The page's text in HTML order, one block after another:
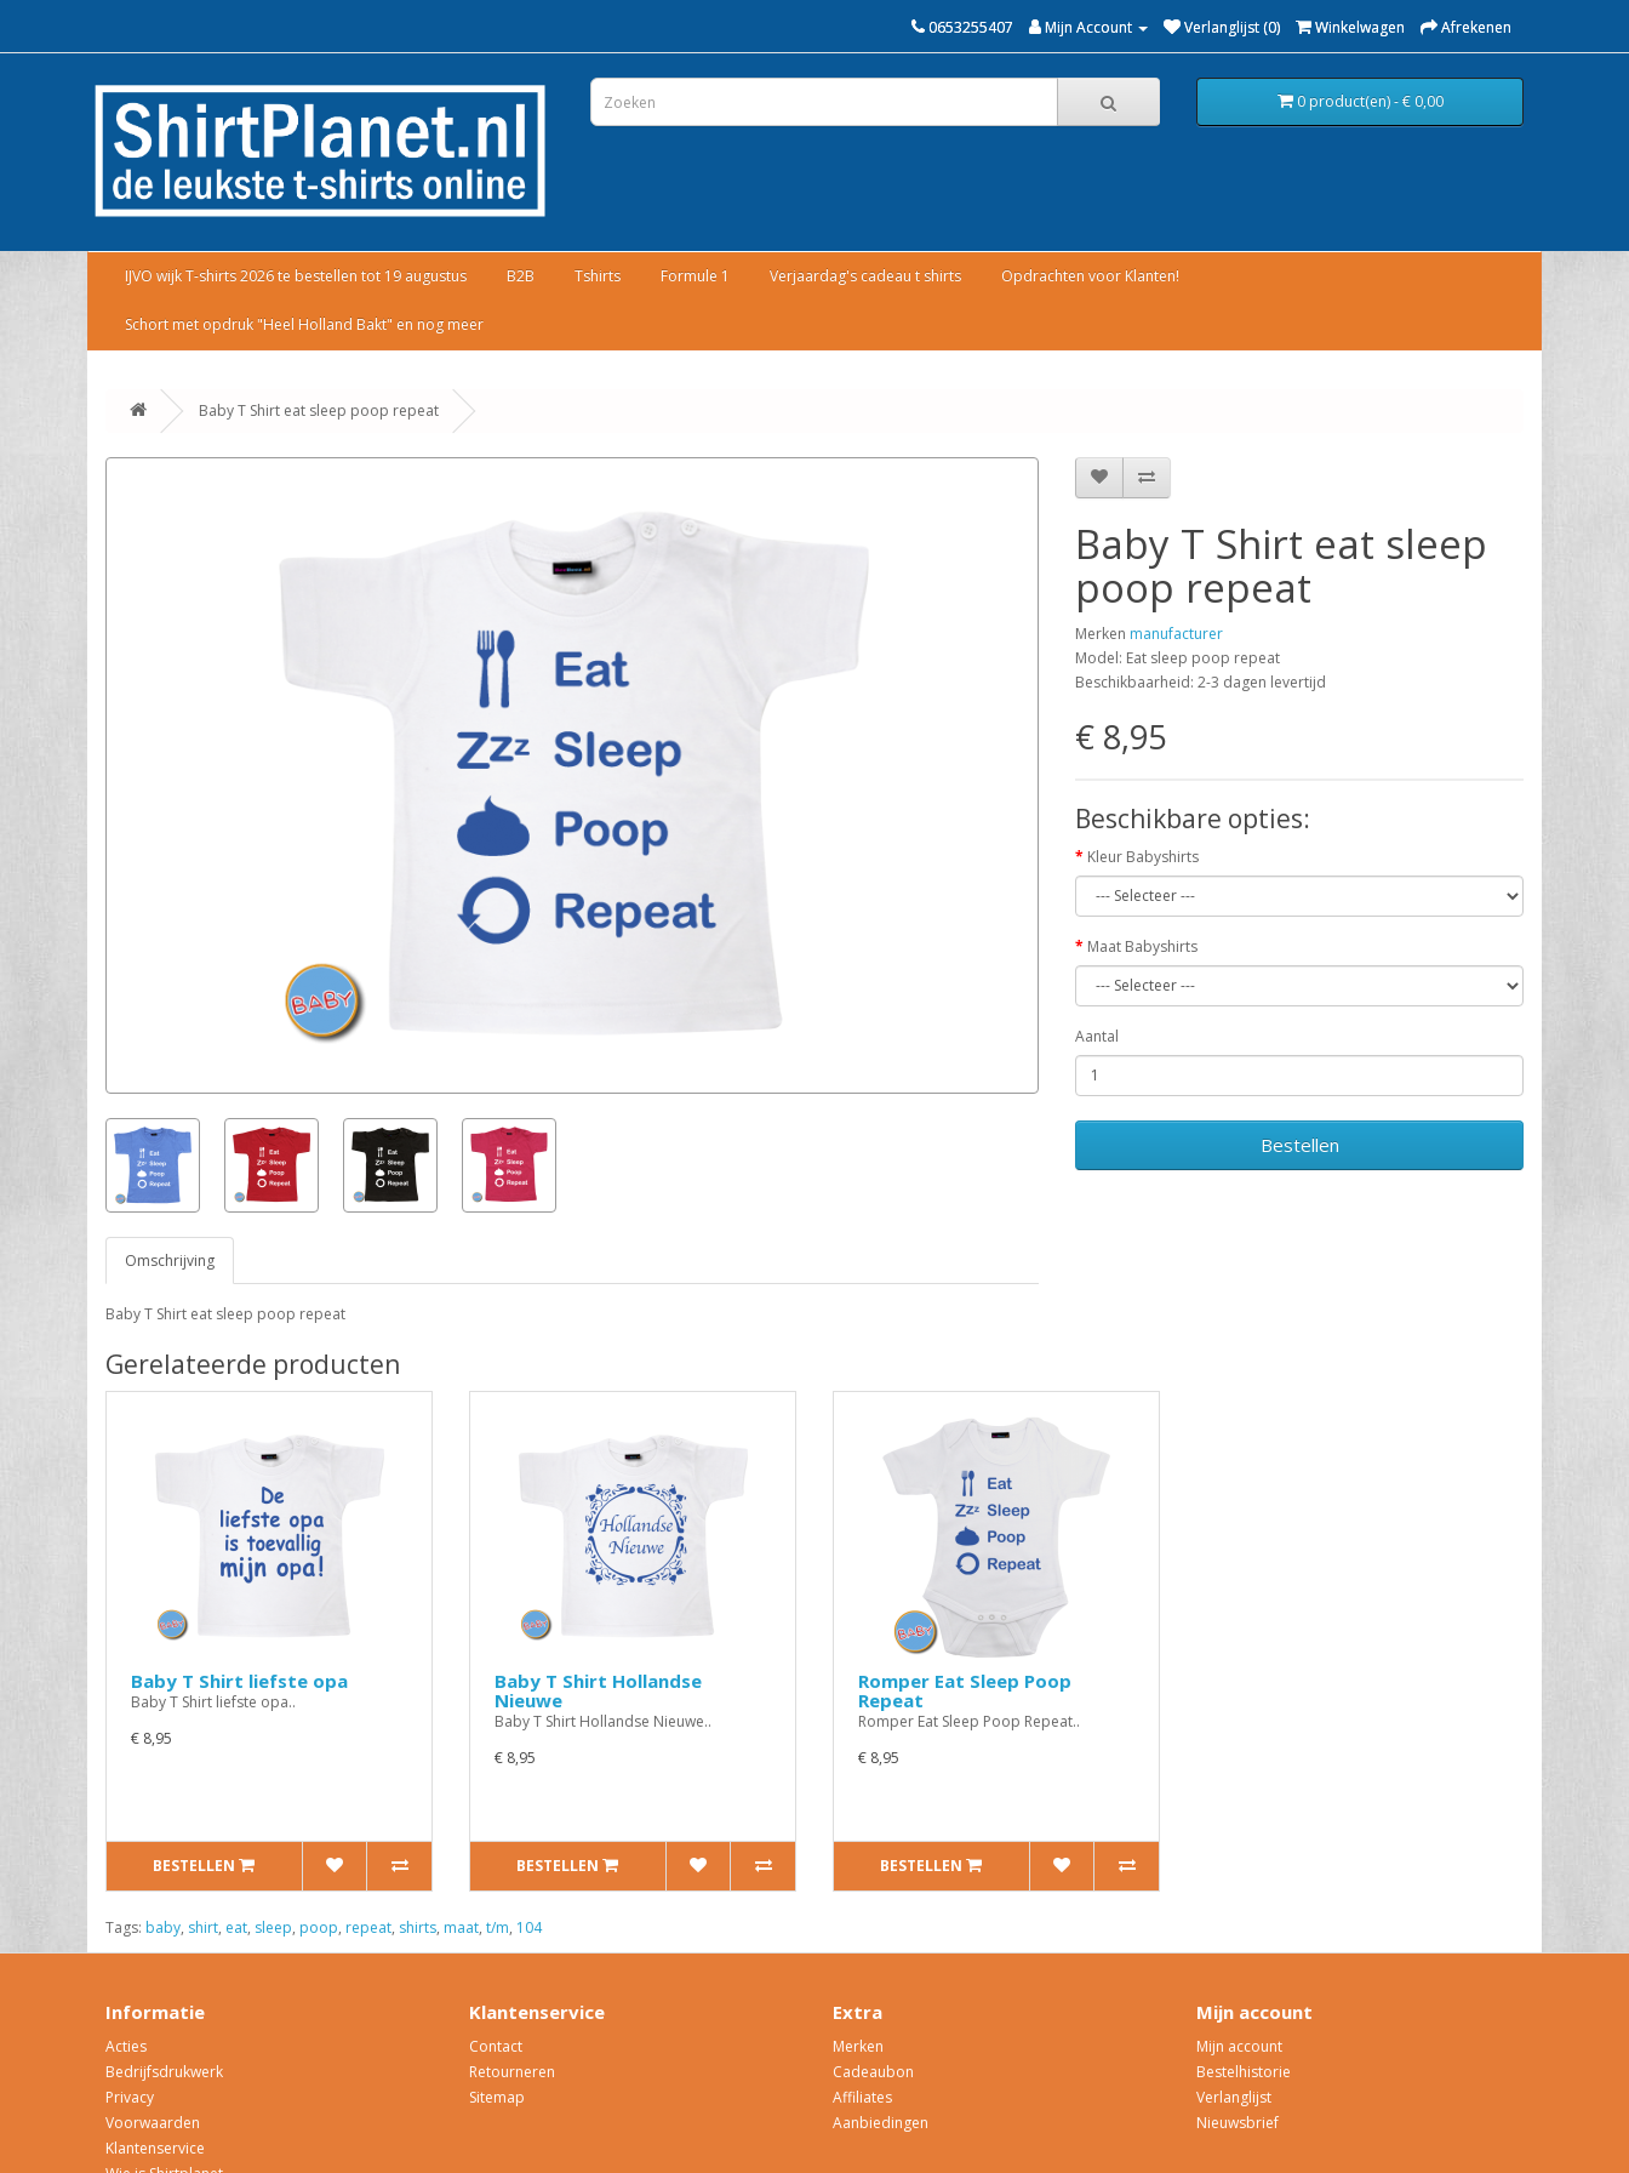
0653255407 Mijn Account Verlanglijst (0) Winkelwagen Afrekenen
0 product(en) - € 0,00
IJVO wijk T-shirts 2026 te bestellen tot 19 augustus B2B Tshirts Formule 1 Verjaardag's cadeau t shirts Opdrachten voor Klanten!
Schort met opdruk "Heel Holland Bakt" en nog meer
Baby T Shirt eat sleep poop repeat
Omschrijving
Baby T Shirt eat sleep poop repeat
Baby T Shirt eat sleep
poop repeat
Merken manufacturer
Model: Eat sleep poop repeat
Beschikbaarheid: 2-3 dagen levertijd
€ 8,95
Beschikbare opties:
Kleur Babyshirts
Maat Babyshirts
Aantal
Bestellen
Gerelateerde producten
Baby T Shirt liefste opa
Baby T Shirt liefste opa..
€ 8,95
BESTELLEN
Baby T Shirt Hollandse
Nieuwe
Baby T Shirt Hollandse Nieuwe..
€ 8,95
BESTELLEN
Romper Eat Sleep Poop
Repeat
Romper Eat Sleep Poop Repeat..
€ 8,95
BESTELLEN
Tags: baby, shirt, eat, sleep, poop, repeat, shirts, maat, t/m, 104
Informatie
Acties
Bedrijfsdrukwerk
Privacy
Voorwaarden
Klantenservice
Klantenservice
Contact
Retourneren
Sitemap
Extra
Merken
Cadeaubon
Affiliates
Aanbiedingen
Mijn account
Mijn account
Bestelhistorie
Verlanglijst
Nieuwsbrief